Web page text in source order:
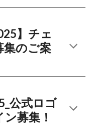
】チェ
集のご案
公式ロゴ
募集！